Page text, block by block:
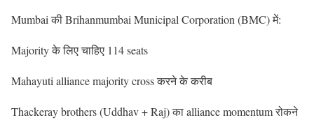
Mumbai की Brihanmumbai Municipal Corporation (BMC) में:
Majority के लिए चाहिए 114 seats
Mahayuti alliance majority cross करने के करीब
Thackeray brothers (Uddhav + Raj) का alliance momentum रोकने